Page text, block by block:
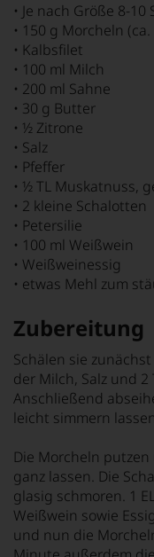
• Je nach Größe 8-
• 150 g Morcheln
• Kalbsfilet
• 100 ml Milch
• 200 ml Sahne
• 30 g Butter
• ½ Zitrone
• Salz
• Pfeffer
• ½ TL Muskatnuss,
• 2 kleine Schalotten
• Petersilie
• 100 ml Weißwein
• Weißweinessig
• etwas Mehl zum
Zubereitung
Schälen sie
der Milch, Salz und
Anschließend
leicht simmern
Die Morcheln
ganz lassen. Die
glasig schmoren. 1
Weißwein sowie
und nun die